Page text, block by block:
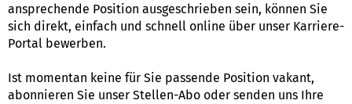
ansprechende Position ausgeschrieben sein, können Sie
sich direkt, einfach und schnell online über unser Karriere-
Portal bewerben.
Ist momentan keine für Sie passende Position vakant,
abonnieren Sie unser Stellen-Abo oder senden uns Ihre